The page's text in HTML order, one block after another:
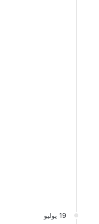
19 يوليو